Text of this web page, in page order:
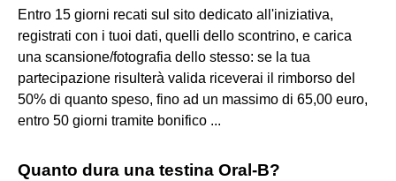
Entro 15 giorni recati sul sito dedicato all'iniziativa,
registrati con i tuoi dati, quelli dello scontrino, e carica
una scansione/fotografia dello stesso: se la tua
partecipazione risulterà valida riceverai il rimborso del
50% di quanto speso, fino ad un massimo di 65,00 euro,
entro 50 giorni tramite bonifico ...
Quanto dura una testina Oral-B?